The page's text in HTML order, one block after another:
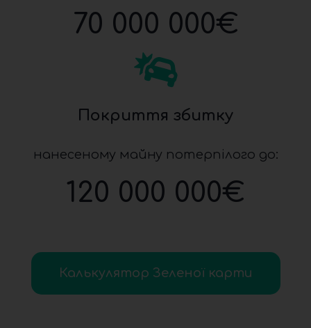
70 000 000€
Покриття збитку
нанесеному майну потерпілого до:
120 000 000€
Калькулятор Зеленої карти